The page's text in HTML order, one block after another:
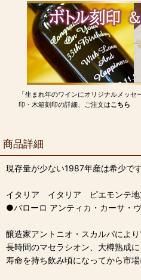
「生まれ年のワインにオリジナルメッ
印・木箱刻印の詳細、ご注文はこちら
商品詳細
現存量が少ない1987年産は希少です
イタリア イタリア ピエモンテ
●バローロ アンティカ・カーサ・
醸造家アントニオ・スカルパにより
長時間のマセラシオン、大樽熟成に
寿命を持ち飲み頃になってから市場